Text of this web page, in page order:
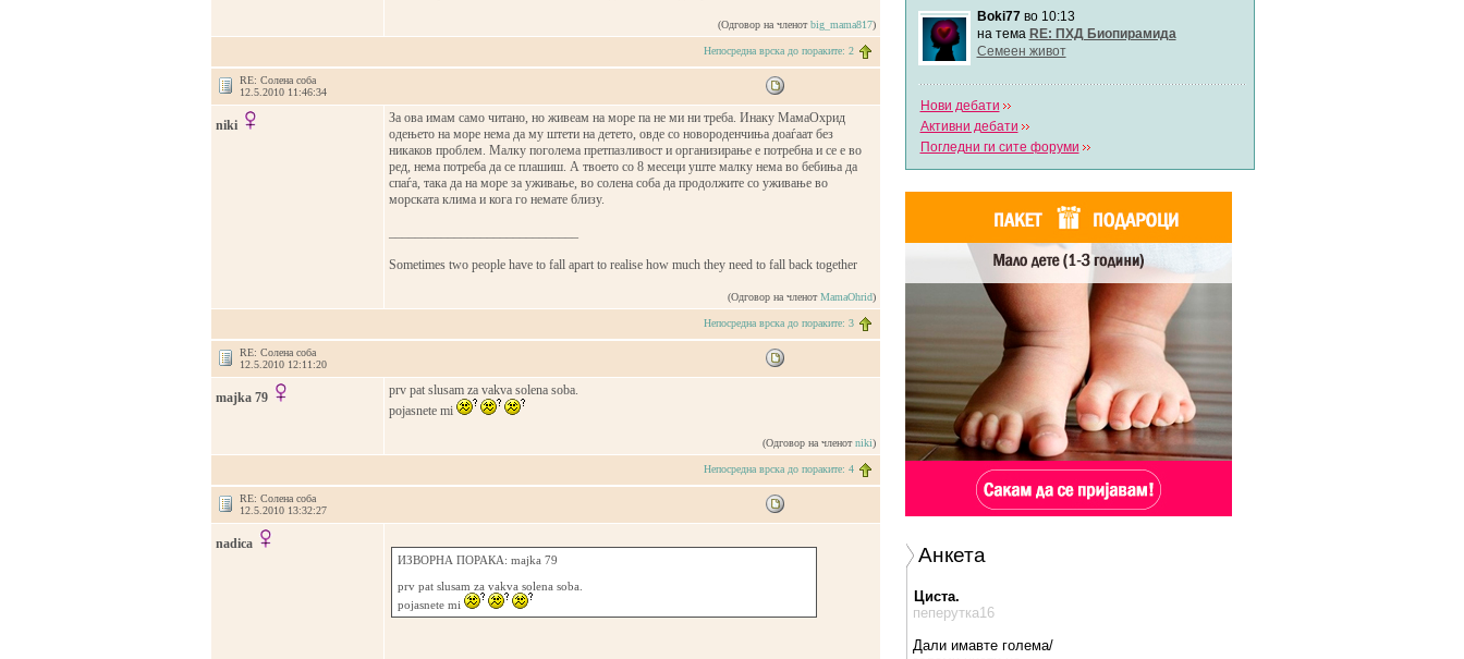
(Одговор на членотbig_mama817)
Непосредна врска до пораките: 2
RE: Солена соба
12.5.2010 11:46:34
niki
За ова имам само читано, но живеам на море па не ми ни треба. Инаку МамаОхрид
одењето на море нема да му штети на детето, овде со новороденчиња доаѓаат без
никаков проблем. Малку поголема претпазливост и организирање е потребна и се е во
ред, нема потреба да се плашиш. А твоето со 8 месеци уште малку нема во бебиња да
спаѓа, така да на море за уживање, во солена соба да продолжите со уживање во
морската клима и кога го немате близу.
Sometimes two people have to fall apart to realise how much they need to fall back together
(Одговор на членотMamaOhrid)
Непосредна врска до пораките: 3
RE: Солена соба
12.5.2010 12:11:20
majka 79
prv pat slusam za vakva solena soba.
pojasnete mi
(Одговор на членотniki)
Непосредна врска до пораките: 4
RE: Солена соба
12.5.2010 13:32:27
nadica
ИЗВОРНА ПОРАКА: majka 79
prv pat slusam za vakva solena soba.
pojasnete mi
Boki77во 10:13
на тема RE: ПХД Биопирамида
Семеен живот
Нови дебати
Активни дебати
Погледни ги сите форуми
Анкета
Циста.
пеперутка16
Дали имавте голема/